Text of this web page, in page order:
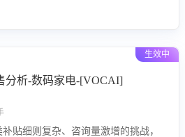
生效中
分析-数码家电-[VOCAI]
贴细则复杂、咨询量激增的挑战，